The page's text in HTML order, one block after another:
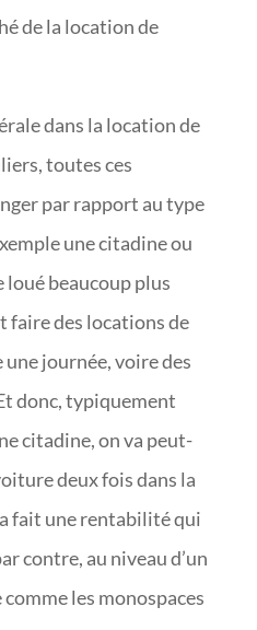
de la location de
dans la location de
toutes ces
par rapport au type
une citadine ou
beaucoup plus
faire des locations de
journée, voire des
donc, typiquement
citadine, on va peut-
deux fois dans la
fait une rentabilité qui
contre, au niveau d’un
les monospaces